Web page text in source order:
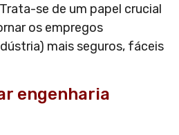
se de um papel crucial
os empregos
mais seguros, fáceis
engenharia